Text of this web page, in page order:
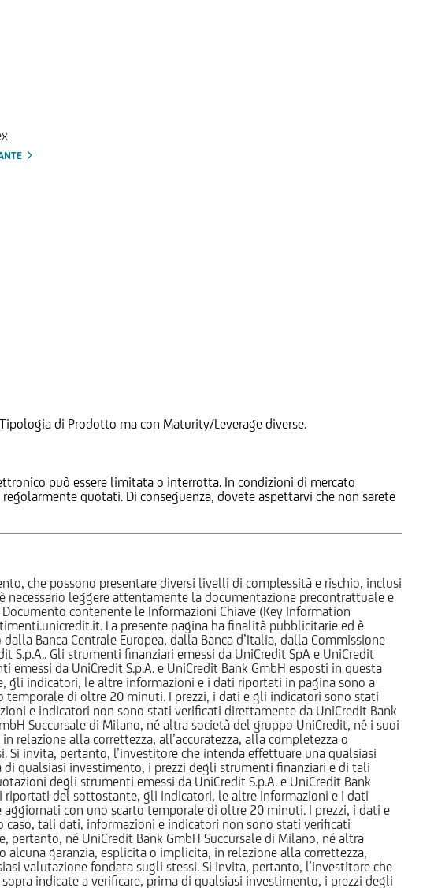
di Prodotto ma con Maturity/Leverage diverse.
può essere limitata o interrotta. In condizioni di mercato
quotati. Di conseguenza, dovete aspettarvi che non sarete
che possono presentare diversi livelli di complessità e rischio, inclusi
leggere attentamente la documentazione precontrattuale e
contenente le Informazioni Chiave (Key Information
La presente pagina ha finalità pubblicitarie ed è
Banca Centrale Europea, dalla Banca d’Italia, dalla Commissione
S.p.A.. Gli strumenti finanziari emessi da UniCredit SpA e UniCredit
emessi da UniCredit S.p.A. e UniCredit Bank GmbH esposti in questa
indicatori, le altre informazioni e i dati riportati in pagina sono a
di oltre 20 minuti. I prezzi, i dati e gli indicatori sono stati
e indicatori non sono stati verificati direttamente da UniCredit Bank
Succursale di Milano, né altra società del gruppo UniCredit, né i suoi
alla correttezza, all’accuratezza, alla completezza o
invita, pertanto, l’investitore che intenda effettuare una qualsiasi
qualsiasi investimento, i prezzi degli strumenti finanziari e di tali
degli strumenti emessi da UniCredit S.p.A. e UniCredit Bank
riportati del sottostante, gli indicatori, le altre informazioni e i dati
con uno scarto temporale di oltre 20 minuti. I prezzi, i dati e
tali dati, informazioni e indicatori non sono stati verificati
né UniCredit Bank GmbH Succursale di Milano, né altra
garanzia, esplicita o implicita, in relazione alla correttezza,
valutazione fondata sugli stessi. Si invita, pertanto, l’investitore che
indicate a verificare, prima di qualsiasi investimento, i prezzi degli